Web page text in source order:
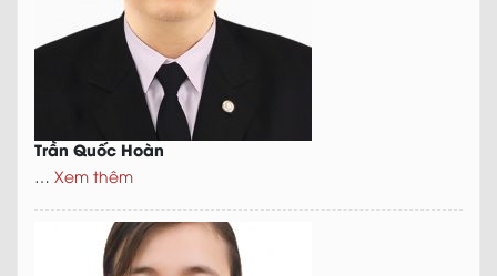
Trần Quốc Hoàn
… Xem thêm